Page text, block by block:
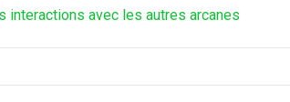
interactions avec les autres arcanes